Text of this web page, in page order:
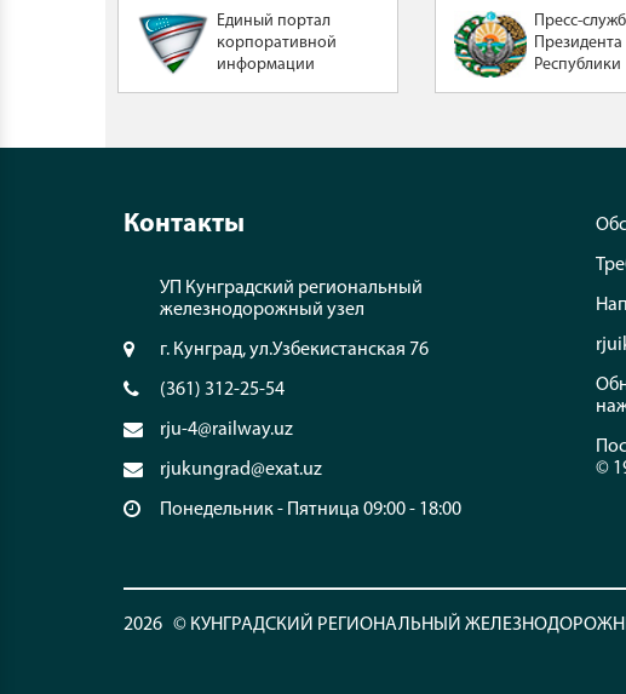
Единый портал
корпоративной
информации
Пресс-
Президента
Республики
Контакты
УП Кунградский региональный
железнодорожный узел
г. Кунград, ул.Узбекистанская 76
(361) 312-25-54
rju-4@railway.uz
rjukungrad@exat.uz
Понедельник - Пятница 09:00 - 18:00
©
2026 © КУНГРАДСКИЙ РЕГИОНАЛЬНЫЙ